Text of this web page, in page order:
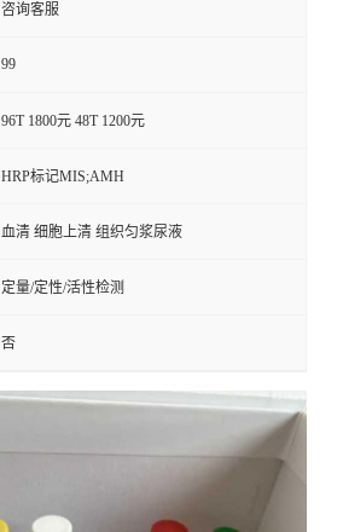
咨询客服
99
96T 1800元 48T 1200元
HRP标记MIS;AMH
血清 细胞上清 组织匀浆尿液
定量/定性/活性检测
否